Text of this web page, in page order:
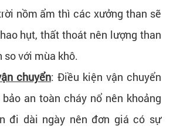
nồm ẩm thì các xưởng than sẽ
hụt, thất thoát nên lượng than
so với mùa khô.
chuyển: Điều kiện vận chuyển
an toàn cháy nổ nên khoảng
đi dài ngày nên đơn giá có sự